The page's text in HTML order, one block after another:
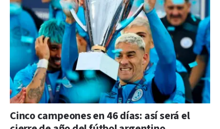
Cinco campeones en 46 días: así será el